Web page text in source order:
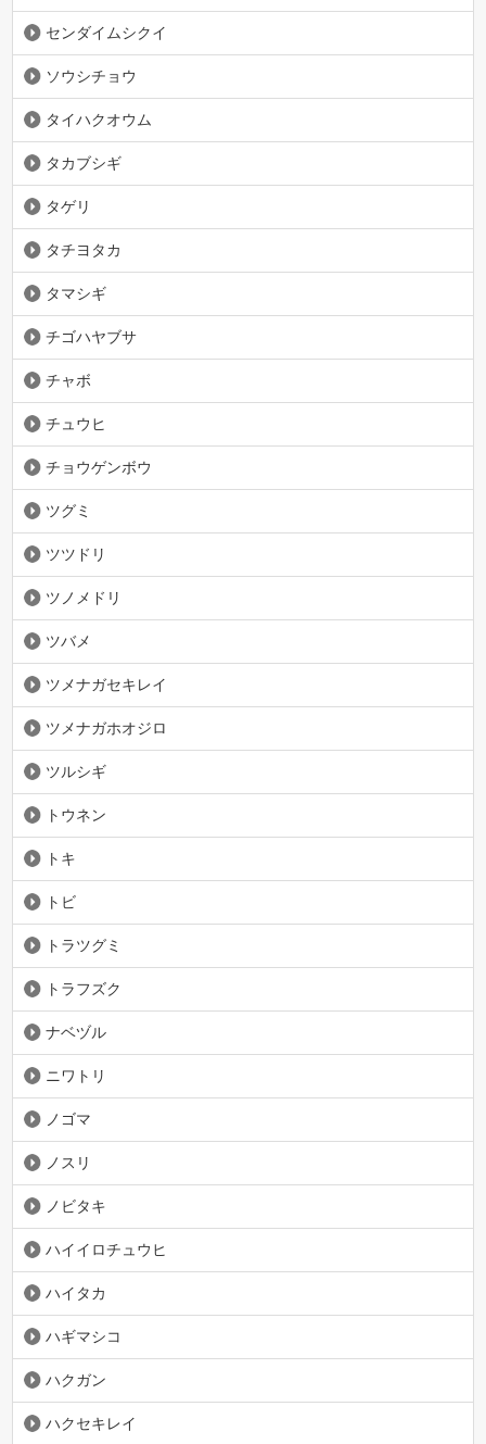
センダイムシクイ
ソウシチョウ
タイハクオウム
タカブシギ
タゲリ
タチヨタカ
タマシギ
チゴハヤブサ
チャボ
チュウヒ
チョウゲンボウ
ツグミ
ツツドリ
ツノメドリ
ツバメ
ツメナガセキレイ
ツメナガホオジロ
ツルシギ
トウネン
トキ
トビ
トラツグミ
トラフズク
ナベヅル
ニワトリ
ノゴマ
ノスリ
ノビタキ
ハイイロチュウヒ
ハイタカ
ハギマシコ
ハクガン
ハクセキレイ